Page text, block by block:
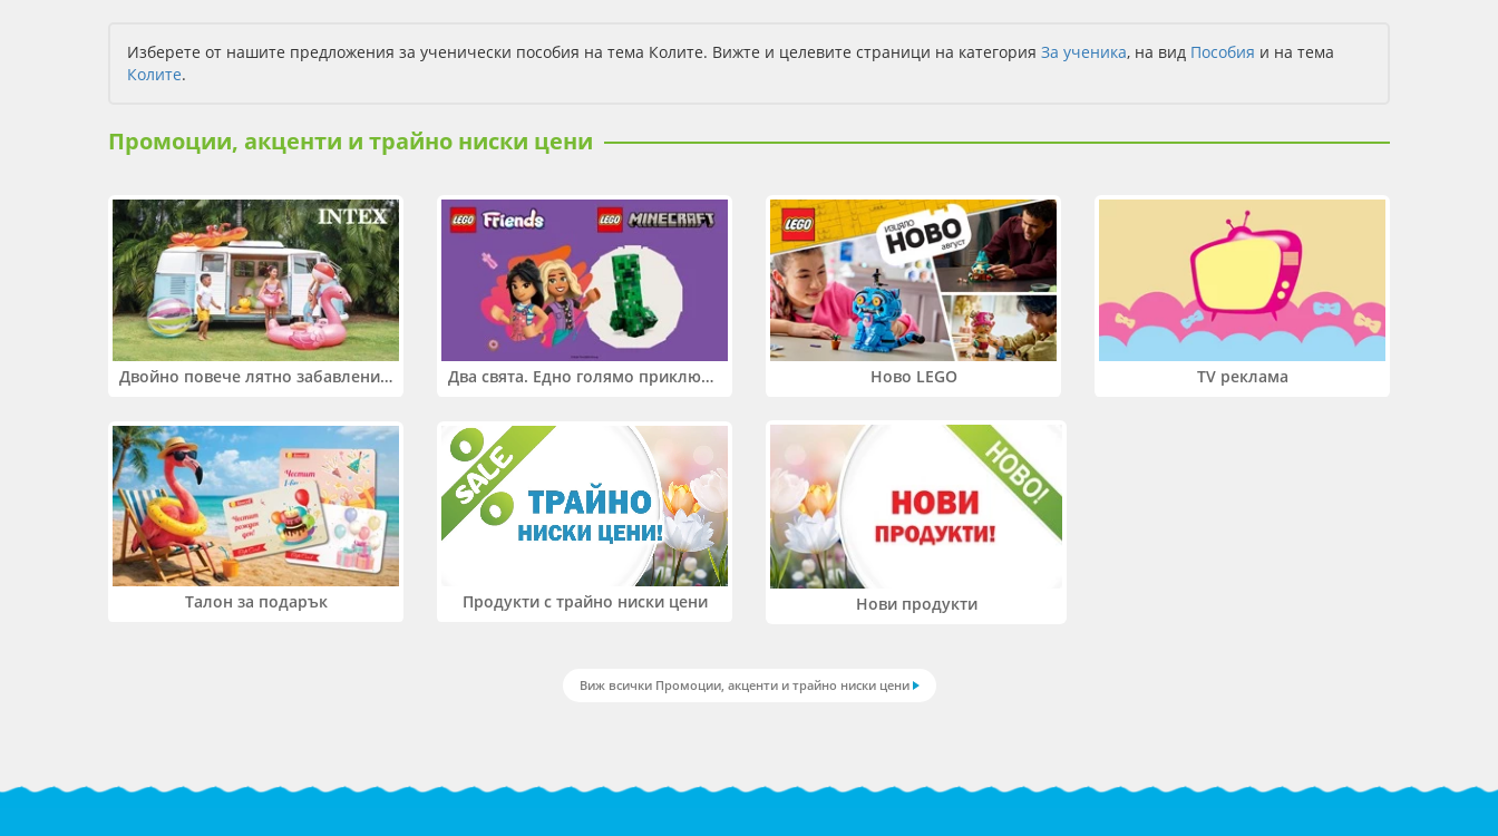
Изберете от нашите предложения за ученически пособия на тема Колите. Вижте и целевите страници на категория За ученика, на вид Пособия и на тема
Колите.
Промоции, акценти и трайно ниски цени
Двойно повече лятно забавление! Купи 2 продукта INTEX и вземи -33% Два свята. Едно голямо приключение. Купи 2 продукта LEGO® Friends и/или LEGO® Minecraft и вземи -27% Ново LEGO TV реклама
Талон за подарък Продукти с трайно ниски цени Нови продукти
Виж всички Промоции, акценти и трайно ниски цени